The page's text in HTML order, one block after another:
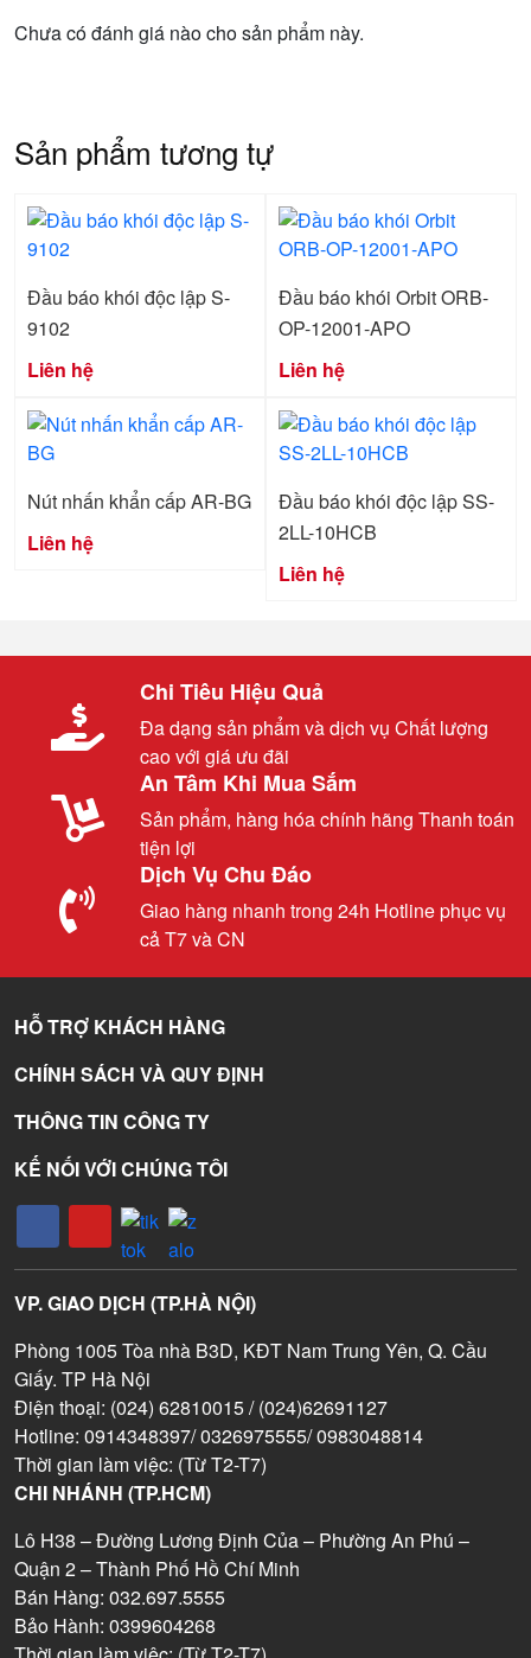
Chưa có đánh giá nào cho sản phẩm này.
Sản phẩm tương tự
Đầu báo khói độc lập S-
9102
Liên hệ
Đầu báo khói Orbit ORB-
OP-12001-APO
Liên hệ
Nút nhấn khẩn cấp AR-BG
Liên hệ
Đầu báo khói độc lập SS-
2LL-10HCB
Liên hệ
Chi Tiêu Hiệu Quả
Đa dạng sản phẩm và dịch vụ Chất lượng
cao với giá ưu đãi
An Tâm Khi Mua Sắm
Sản phẩm, hàng hóa chính hãng Thanh toán
tiện lợi
Dịch Vụ Chu Đáo
Giao hàng nhanh trong 24h Hotline phục vụ
cả T7 và CN
HỖ TRỢ KHÁCH HÀNG
CHÍNH SÁCH VÀ QUY ĐỊNH
THÔNG TIN CÔNG TY
KẾ NỐI VỚI CHÚNG TÔI
VP. GIAO DỊCH (TP.HÀ NỘI)
Phòng 1005 Tòa nhà B3D, KĐT Nam Trung Yên, Q. Cầu
Giấy. TP Hà Nội
Điện thoại: (024) 62810015 / (024)62691127
Hotline: 0914348397/ 0326975555/ 0983048814
Thời gian làm việc: (Từ T2-T7)
CHI NHÁNH (TP.HCM)
Lô H38 – Đường Lương Định Của – Phường An Phú –
Quận 2 – Thành Phố Hồ Chí Minh
Bán Hàng: 032.697.5555
Bảo Hành: 0399604268